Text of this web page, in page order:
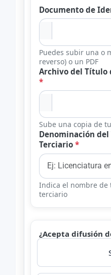
Documento de
Puedes subir una o
reverso) o un PDF
Archivo del Título
*
Sube una copia de
Denominación
Terciario*
Indica el nombre
terciario
¿Acepta difusión